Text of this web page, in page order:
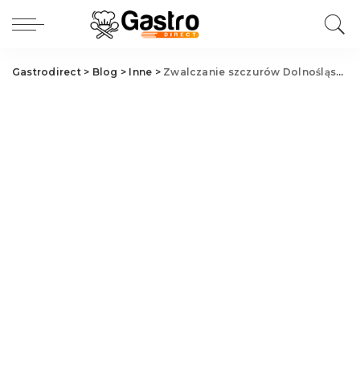
Gastrodirect> Blog > Inne > Zwalczanie szczurów Dolnośląskie